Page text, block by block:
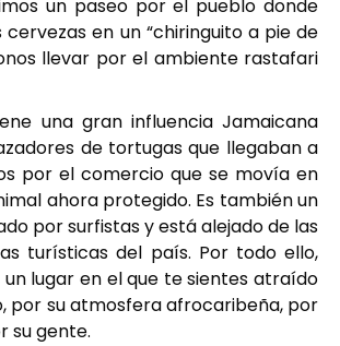
un paseo por el pueblo donde
en un “chiringuito a pie de
llevar por el ambiente rastafari
una gran influencia Jamaicana
de tortugas que llegaban a
por el comercio que se movía en
ahora protegido. Es también un
por surfistas y está alejado de las
turísticas del país. Por todo ello,
un lugar en el que te sientes atraído
por su atmosfera afrocaribeña, por
su gente.